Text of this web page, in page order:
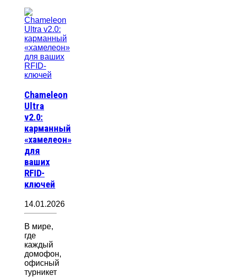
Chameleon
Ultra
v2.0:
карманный
«хамелеон»
для
ваших
RFID-
ключей
14.01.2026
В мире,
где
каждый
домофон,
офисный
турникет